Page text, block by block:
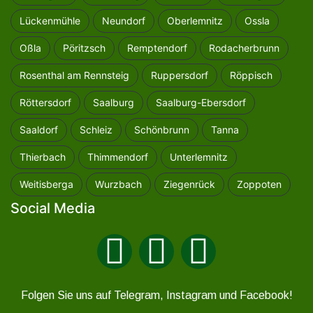
Lückenmühle Neundorf Oberlemnitz Ossla
Oßla Pöritzsch Remptendorf Rodacherbrunn
Rosenthal am Rennsteig Ruppersdorf Röppisch
Röttersdorf Saalburg Saalburg-Ebersdorf
Saaldorf Schleiz Schönbrunn Tanna
Thierbach Thimmendorf Unterlemnitz
Weitisberga Wurzbach Ziegenrück Zoppoten
Social Media
Folgen Sie uns auf Telegram, Instagram und Facebook!